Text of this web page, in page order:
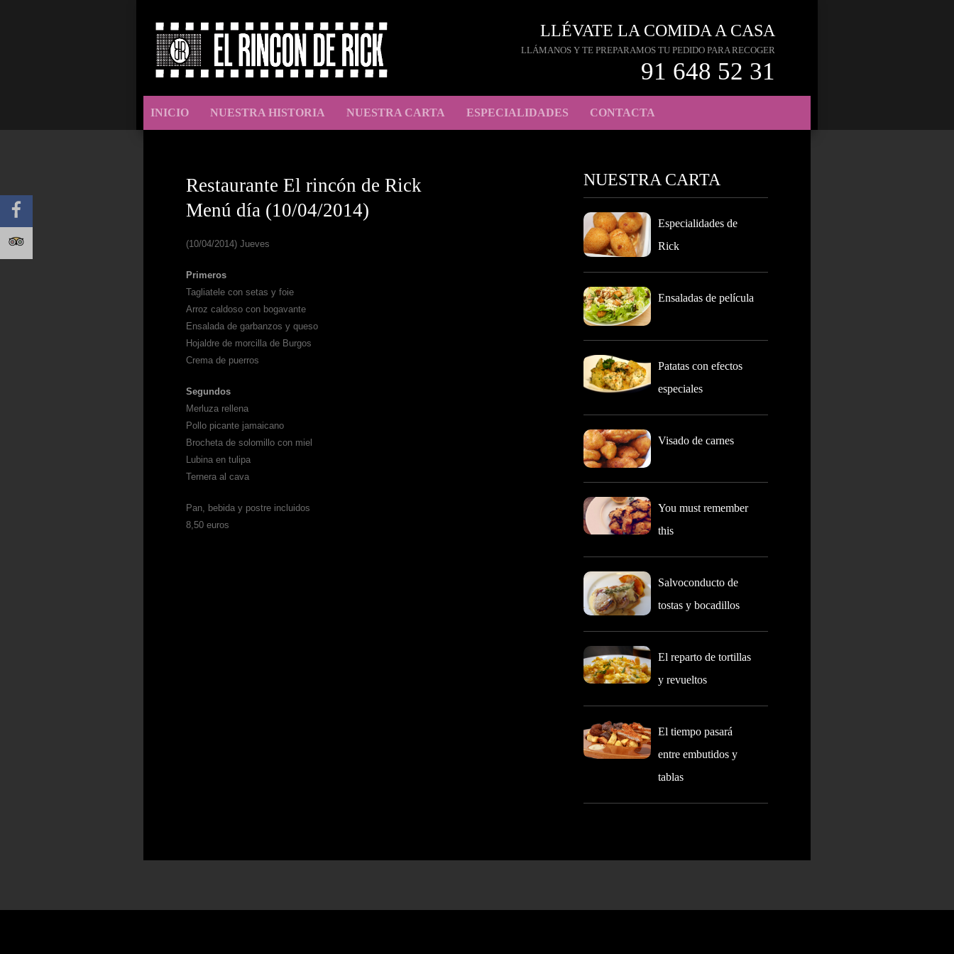
LLÉVATE LA COMIDA A CASA
LLÁMANOS Y TE PREPARAMOS TU PEDIDO PARA RECOGER
91 648 52 31
INICIO NUESTRA HISTORIA NUESTRA CARTA ESPECIALIDADES CONTACTA
Restaurante El rincón de Rick
Menú día (10/04/2014)
(10/04/2014) Jueves
Primeros
Tagliatele con setas y foie
Arroz caldoso con bogavante
Ensalada de garbanzos y queso
Hojaldre de morcilla de Burgos
Crema de puerros
Segundos
Merluza rellena
Pollo picante jamaicano
Brocheta de solomillo con miel
Lubina en tulipa
Ternera al cava
Pan, bebida y postre incluidos
8,50 euros
NUESTRA CARTA
Especialidades de
Rick
Ensaladas de película
Patatas con efectos
especiales
Visado de carnes
You must remember
this
Salvoconducto de
tostas y bocadillos
El reparto de tortillas
y revueltos
El tiempo pasará
entre embutidos y
tablas